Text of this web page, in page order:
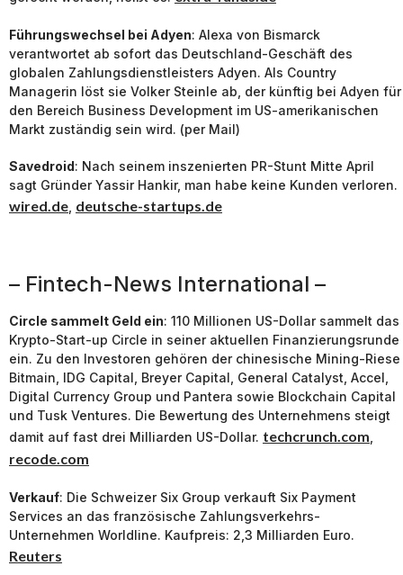
Führungswechsel bei Adyen: Alexa von Bismarck
verantwortet ab sofort das Deutschland-Geschäft des
globalen Zahlungsdienstleisters Adyen. Als Country
Managerin löst sie Volker Steinle ab, der künftig bei Adyen für
den Bereich Business Development im US-amerikanischen
Markt zuständig sein wird. (per Mail)
Savedroid : Nach seinem inszenierten PR-Stunt Mitte April
sagt Gründer Yassir Hankir, man habe keine Kunden verloren.
wired.de, deutsche-startups.de
– Fintech-News International –
Circle sammelt Geld ein: 110 Millionen US-Dollar sammelt das
Krypto-Start-up Circle in seiner aktuellen Finanzierungsrunde
ein. Zu den Investoren gehören der chinesische Mining-Riese
Bitmain, IDG Capital, Breyer Capital, General Catalyst, Accel,
Digital Currency Group und Pantera sowie Blockchain Capital
und Tusk Ventures. Die Bewertung des Unternehmens steigt
damit auf fast drei Milliarden US-Dollar. techcrunch.com,
recode.com
Verkauf: Die Schweizer Six Group verkauft Six Payment
Services an das französische Zahlungsverkehrs-
Unternehmen Worldline. Kaufpreis: 2,3 Milliarden Euro.
Reuters